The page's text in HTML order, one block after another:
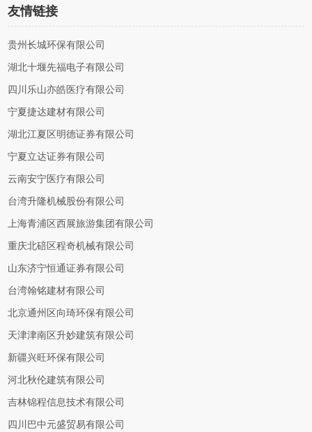
友情链接
贵州长城环保有限公司
湖北十堰先福电子有限公司
四川乐山亦皓医疗有限公司
宁夏捷达建材有限公司
湖北江夏区明德证券有限公司
宁夏立达证券有限公司
云南安宁医疗有限公司
台湾升隆机械股份有限公司
上海青浦区西展旅游集团有限公司
重庆北碚区程奇机械有限公司
山东济宁恒通证券有限公司
台湾翰铭建材有限公司
北京通州区向琦环保有限公司
天津津南区升妙建筑有限公司
新疆兴旺环保有限公司
河北秋伦建筑有限公司
吉林锦程信息技术有限公司
四川巴中元盛贸易有限公司